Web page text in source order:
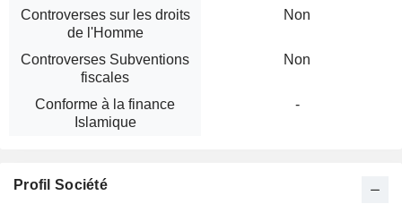
Controverses sur les droits
de l'Homme
Non
Controverses Subventions
fiscales
Non
Conforme à la finance
Islamique
-
Profil Société